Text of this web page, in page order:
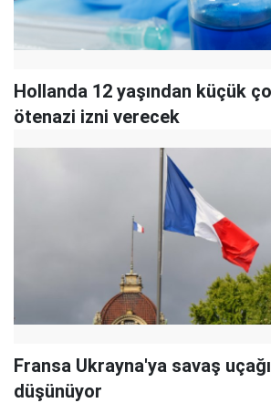
Hollanda 12 yaşından küçük
ötenazi izni verecek
Fransa Ukrayna'ya savaş
düşünüyor